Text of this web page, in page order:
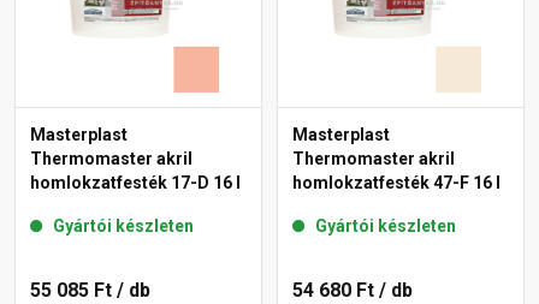
Masterplast
Thermomaster akril
homlokzatfesték 17-D 16 l
Gyártói készleten
55 085 Ft / db
Masterplast
Thermomaster akril
homlokzatfesték 47-F 16 l
Gyártói készleten
54 680 Ft / db